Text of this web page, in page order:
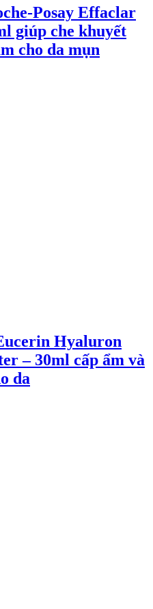
Posay Effaclar
giúp che khuyết
cho da mụn
Hyaluron
– 30ml cấp ẩm và
da